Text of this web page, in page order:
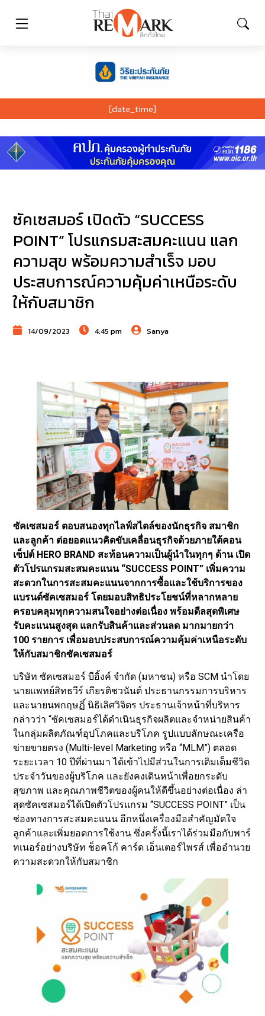
[date_time]
ซัคเซสมอร์ เปิดตัว “SUCCESS
POINT” โปรแกรมสะสมคะแนน แลก
ความสุข พร้อมความสำเร็จ มอบ
ประสบการณ์ความคุ้มค่าเหนือระดับ
ให้กับสมาชิก
14/09/2023 4:45 pm Sanya
ซัคเซสมอร์ ตอบสนองทุกไลฟ์สไตล์ของนักธุรกิจ สมาชิก
และลูกค้า ต่อยอดแนวคิดขับเคลื่อนธุรกิจด้วยภายใต้คอน
เซ็ปต์ HERO BRAND สะท้อนความเป็นผู้นำในทุกๆ ด้าน เปิด
ตัวโปรแกรมสะสมคะแนน “SUCCESS POINT” เพิ่มความ
สะดวกในการสะสมคะแนนจากการซื้อและใช้บริการของ
แบรนด์ซัคเซสมอร์ โดยมอบสิทธิประโยชน์ที่หลากหลาย
ครอบคลุมทุกความสนใจอย่างต่อเนื่อง พร้อมดีลสุดพิเศษ
รับคะแนนสูงสุด แลกรับสินค้าและส่วนลด มากมายกว่า
100 รายการ เพื่อมอบประสบการณ์ความคุ้มค่าเหนือระดับ
ให้กับสมาชิกซัคเซสมอร์
บริษัท ซัคเซสมอร์ บีอิ้งค์ จำกัด (มหาชน) หรือ SCM นำโดย
นายแพทย์สิทธวีร์ เกียรติชวนันต์ ประธานกรรมการบริหาร
และนายนพกฤษฏิ์ นิธิเลิศวิจิตร ประธานเจ้าหน้าที่บริหาร
กล่าวว่า “ซัคเซสมอร์ได้ดำเนินธุรกิจผลิตและจำหน่ายสินค้า
ในกลุ่มผลิตภัณฑ์อุปโภคและบริโภค รูปแบบลักษณะเครือ
ข่ายขายตรง (Multi-level Marketing หรือ “MLM”) ตลอด
ระยะเวลา 10 ปีที่ผ่านมา ได้เข้าไปมีส่วนในการเติมเต็มชีวิต
ประจำวันของผู้บริโภค และยังคงเดินหน้าเพื่อยกระดับ
สุขภาพ และคุณภาพชีวิตของผู้คนให้ดีขึ้นอย่างต่อเนื่อง ล่า
สุดซัคเซสมอร์ได้เปิดตัวโปรแกรม “SUCCESS POINT” เป็น
ช่องทางการสะสมคะแนน อีกหนึ่งเครื่องมือสำคัญมัดใจ
ลูกค้าและเพิ่มยอดการใช้งาน ซึ่งครั้งนี้เราได้ร่วมมือกับพาร์
ทเนอร์อย่างบริษัท ช็อคโก้ คาร์ด เอ็นเตอร์ไพรส์ เพื่ออำนวย
ความสะดวกให้กับสมาชิก